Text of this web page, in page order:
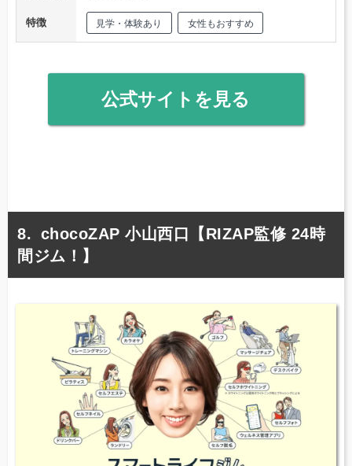
特徴 見学・体験あり 女性もおすすめ
公式サイトを見る
chocoZAP 小山西口【RIZAP監修 24時
間ジム！】